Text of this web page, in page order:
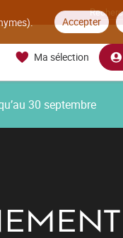
Accepter
Ma sélection
30 septembre